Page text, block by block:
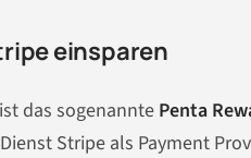
einsparen
das sogenannte Penta
Stripe als Payment